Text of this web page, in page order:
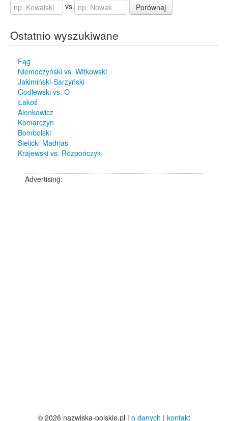
vs. Porównaj
Ostatnio wyszukiwane
Fąg
Niemoczyński vs. Witkowski
Jakimiński-Sarzyński
Godlewski vs. O
Łakoś
Alenkowicz
Komarczyn
Bombolski
Sielicki-Madrjas
Krajewski vs. Rozpończyk
Advertising:
© 2026 nazwiska-polskie.pl | o danych | kontakt